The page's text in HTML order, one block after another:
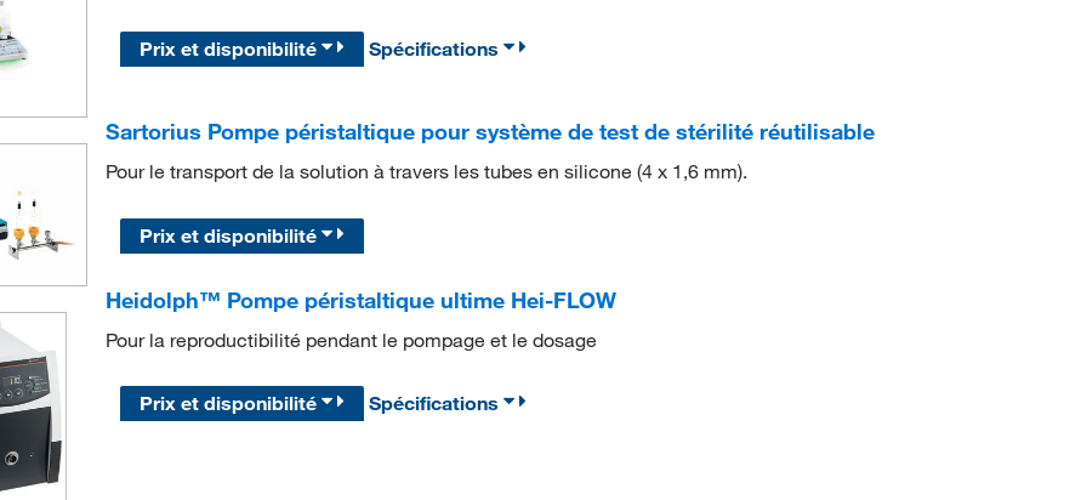
Prix et disponibilité Spécifications
Sartorius Pompe péristaltique pour système de test de stérilité réutilisable
Pour le transport de la solution à travers les tubes en silicone (4 x 1,6 mm).
Prix et disponibilité
Heidolph™ Pompe péristaltique ultime Hei-FLOW
Pour la reproductibilité pendant le pompage et le dosage
Prix et disponibilité Spécifications